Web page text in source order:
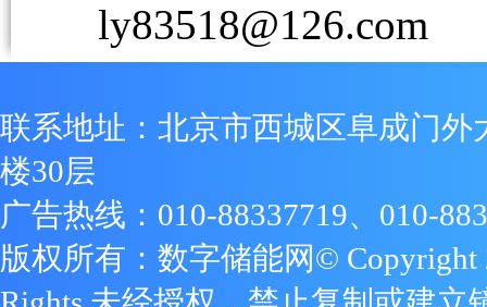
ly83518@126.com
联系地址：北京市西城区阜成门外
楼30层
广告热线：010-88337719、010-
版权所有：数字储能网© Copyright